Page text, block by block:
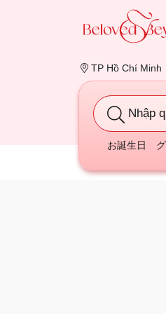
TP Hồ Chí Minh
Nhập
お誕生日